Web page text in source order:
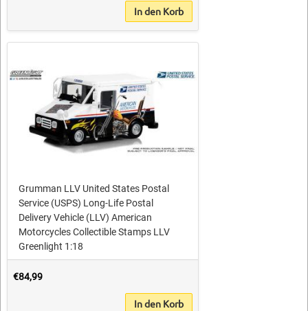
In den Korb
Grumman LLV United States Postal
Service (USPS) Long-Life Postal
Delivery Vehicle (LLV) American
Motorcycles Collectible Stamps LLV
Greenlight 1:18
€84,99
In den Korb